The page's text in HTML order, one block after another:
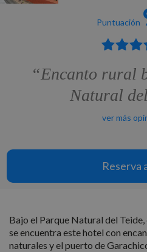
Puntuación
“Encanto rural
Natural
ver más
Reserva
Bajo el Parque Natural del
se encuentra este hotel con
naturales y el puerto de